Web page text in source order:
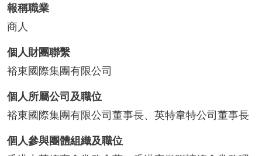
報稱職業
商人
個人財團聯繫
裕東國際集團有限公司
個人所屬公司及職位
裕東國際集團有限公司董事長、英特韋特公司董事長
個人參與團體組織及職位